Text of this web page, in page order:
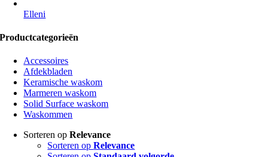
Elleni
Productcategorieën
Accessoires
Afdekbladen
Keramische waskom
Marmeren waskom
Solid Surface waskom
Waskommen
Sorteren opRelevance
Sorteren opRelevance